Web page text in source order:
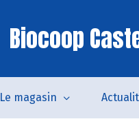
Biocoop
Le magasin